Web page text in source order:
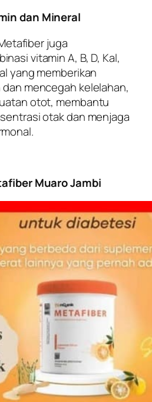
dan Mineral
juga
vitamin A, B, D, Kal,
yang memberikan
mencegah kelelahan,
otot, membantu
otak dan menjaga
Muaro Jambi